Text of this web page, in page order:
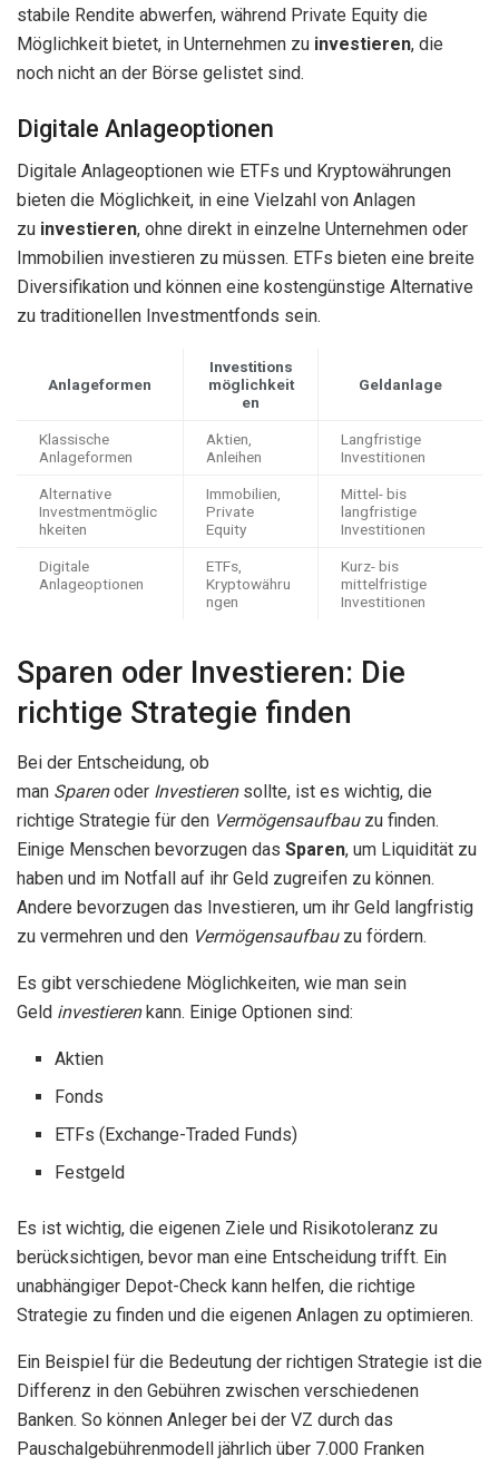
stabile Rendite abwerfen, während Private Equity die
Möglichkeit bietet, in Unternehmen zu investieren, die
noch nicht an der Börse gelistet sind.
Digitale Anlageoptionen
Digitale Anlageoptionen wie ETFs und Kryptowährungen
bieten die Möglichkeit, in eine Vielzahl von Anlagen
zu investieren, ohne direkt in einzelne Unternehmen oder
Immobilien investieren zu müssen. ETFs bieten eine breite
Diversifikation und können eine kostengünstige Alternative
zu traditionellen Investmentfonds sein.
Anlageformen
Investitions
möglichkeit
en
Geldanlage
Klassische
Anlageformen
Aktien,
Anleihen
Langfristige
Investitionen
Alternative
Investmentmöglic
hkeiten
Immobilien,
Private
Equity
Mittel- bis
langfristige
Investitionen
Digitale
Anlageoptionen
ETFs,
Kryptowähru
ngen
Kurz- bis
mittelfristige
Investitionen
Sparen oder Investieren: Die
richtige Strategie finden
Bei der Entscheidung, ob
man Sparenoder Investierensollte, ist es wichtig, die
richtige Strategie für den Vermögensaufbauzu finden.
Einige Menschen bevorzugen das Sparen, um Liquidität zu
haben und im Notfall auf ihr Geld zugreifen zu können.
Andere bevorzugen das Investieren, um ihr Geld langfristig
zu vermehren und den Vermögensaufbauzu fördern.
Es gibt verschiedene Möglichkeiten, wie man sein
Geld investierenkann. Einige Optionen sind:
Aktien
Fonds
ETFs (Exchange-Traded Funds)
Festgeld
Es ist wichtig, die eigenen Ziele und Risikotoleranz zu
berücksichtigen, bevor man eine Entscheidung trifft. Ein
unabhängiger Depot-Check kann helfen, die richtige
Strategie zu finden und die eigenen Anlagen zu optimieren.
Ein Beispiel für die Bedeutung der richtigen Strategie ist die
Differenz in den Gebühren zwischen verschiedenen
Banken. So können Anleger bei der VZ durch das
Pauschalgebührenmodell jährlich über 7.000 Franken